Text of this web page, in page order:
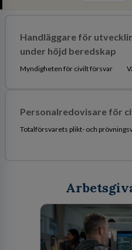
Handläggare för
under höjd beredskap
Myndigheten för civilt försvar
Personalredovisare för
Totalförsvarets plikt- och